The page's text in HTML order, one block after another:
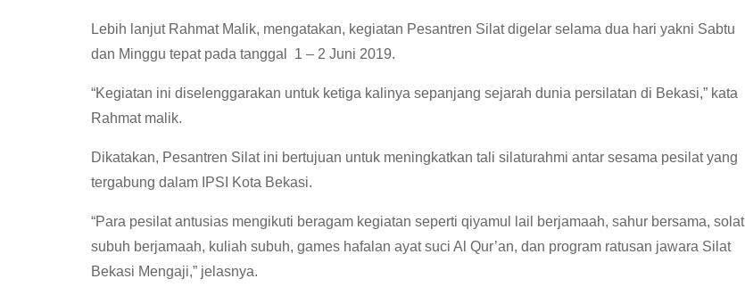
Lebih lanjut Rahmat Malik, mengatakan, kegiatan Pesantren Silat digelar selama dua hari yakni Sabtu
dan Minggu tepat pada tanggal 1 – 2 Juni 2019.
“Kegiatan ini diselenggarakan untuk ketiga kalinya sepanjang sejarah dunia persilatan di Bekasi,” kata
Rahmat malik.
Dikatakan, Pesantren Silat ini bertujuan untuk meningkatkan tali silaturahmi antar sesama pesilat yang
tergabung dalam IPSI Kota Bekasi.
“Para pesilat antusias mengikuti beragam kegiatan seperti qiyamul lail berjamaah, sahur bersama, solat
subuh berjamaah, kuliah subuh, games hafalan ayat suci Al Qur’an, dan program ratusan jawara Silat
Bekasi Mengaji,” jelasnya.